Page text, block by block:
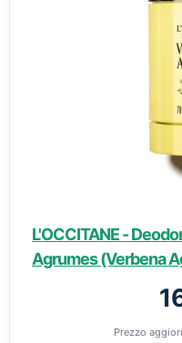
L'OCCITANE -
Agrumes (Verbena
Prezzo